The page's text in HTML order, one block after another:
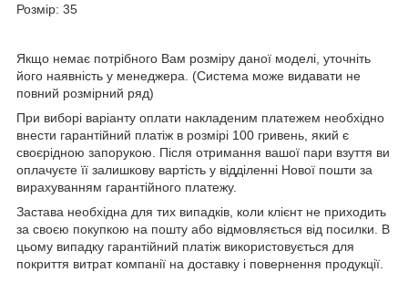
Розмір: 35
Якщо немає потрібного Вам розміру даної моделі, уточніть
його наявність у менеджера. (Система може видавати не
повний розмірний ряд)
При виборі варіанту оплати накладеним платежем необхідно
внести гарантійний платіж в розмірі 100 гривень, який є
своєрідною запорукою. Після отримання вашої пари взуття ви
оплачуєте її залишкову вартість у відділенні Нової пошти за
вирахуванням гарантійного платежу.
Застава необхідна для тих випадків, коли клієнт не приходить
за своєю покупкою на пошту або відмовляється від посилки. В
цьому випадку гарантійний платіж використовується для
покриття витрат компанії на доставку і повернення продукції.